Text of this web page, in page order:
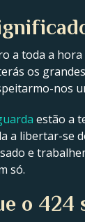
a toda a
os
nos
estão a
a libertar-se
e
só.
o 424